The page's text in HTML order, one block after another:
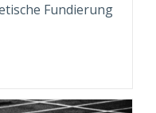
Fundierung